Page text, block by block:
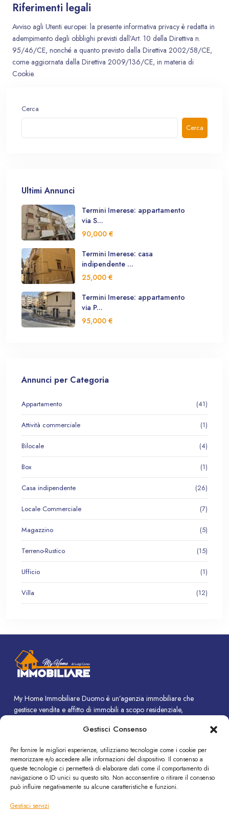
Gestisci Consenso
Per fornire le migliori esperienze, utilizziamo tecnologie come i cookie per
memorizzare e/o accedere alle informazioni del dispositivo. Il consenso a
queste tecnologie ci permetterà di elaborare dati come il comportamento di
navigazione o ID unici su questo sito. Non acconsentire o ritirare il consenso
può influire negativamente su alcune caratteristiche e funzioni.
Gestisci servizi
Riferimenti legali
Avviso agli Utenti europei: la presente informativa privacy è redatta in
adempimento degli obblighi previsti dall’Art. 10 della Direttiva n.
95/46/CE, nonché a quanto previsto dalla Direttiva 2002/58/CE,
come aggiornata dalla Direttiva 2009/136/CE, in materia di
Cookie.
Cerca
Cerca
Ultimi Annunci
Termini Imerese: appartamento
via S...
90,000 €
Termini Imerese: casa
indipendente ...
25,000 €
Termini Imerese: appartamento
via P...
95,000 €
Annunci per Categoria
Appartamento (41)
Attività commerciale (1)
Bilocale (4)
Box (1)
Casa indipendente (26)
Locale Commerciale (7)
Magazzino (5)
Terreno-Rustico (15)
Ufficio (1)
Villa (12)
My Home Immobiliare Duomo è un’agenzia immobiliare che
gestisce vendita e affitto di immobili a scopo residenziale,
CONTATTI
Piazza Duomo, 14 - Termini Imerese (PA)
+39 091 8190308
info@immobiliare-duomo.it